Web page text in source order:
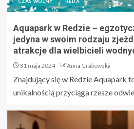
Aquapark w Redzie –
jedyna w swoim rodzaju
atrakcje dla wielbicieli
31 maja 2024 Anna Grabowska
Znajdujący się w Redzie Aquapark
unikalnością przyciąga rzesze